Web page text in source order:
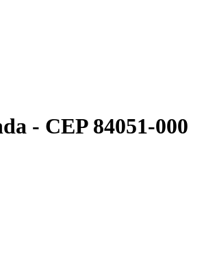
- CEP 84051-000